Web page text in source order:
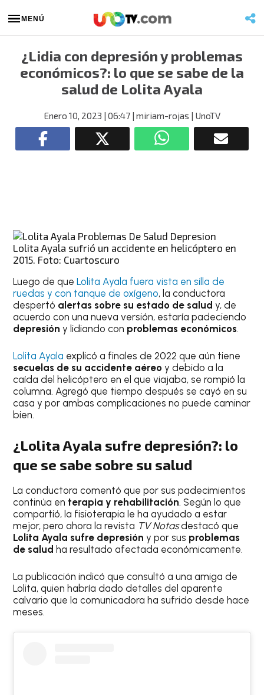
MENÚ
¿Lidia con depresión y problemas
económicos?: lo que se sabe de la
salud de Lolita Ayala
Enero 10, 2023 | 06:47| miriam-rojas | UnoTV
Lolita Ayala sufrió un accidente en helicóptero en
2015. Foto: Cuartoscuro
Luego de queLolita Ayala fuera vista en silla de
ruedas y con tanque de oxígeno, la conductora
despertó alertas sobre su estado de salud y, de
acuerdo con una nueva versión, estaría padeciendo
depresión y lidiando con problemas económicos.
Lolita Ayala explicó a finales de 2022 que aún tiene
secuelas de su accidente aéreo y debido a la
caída del helicóptero en el que viajaba, se rompió la
columna. Agregó que tiempo después se cayó en su
casa y por ambas complicaciones no puede caminar
bien.
¿Lolita Ayala sufre depresión?: lo
que se sabe sobre su salud
La conductora comentó que por sus padecimientos
continúa en terapia y rehabilitación. Según lo que
compartió, la fisioterapia le ha ayudado a estar
mejor, pero ahora la revista TV Notasdestacó que
Lolita Ayala sufre depresión y por sus problemas
de salud ha resultado afectada económicamente.
La publicación indicó que consultó a una amiga de
Lolita, quien habría dado detalles del aparente
calvario que la comunicadora ha sufrido desde hace
meses.